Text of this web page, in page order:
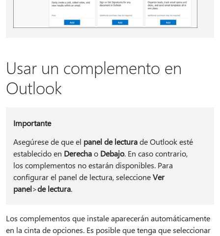
Usar un complemento en
Outlook
Importante
Asegúrese de que el panel de lecturade Outlook esté
establecido en Derechao Debajo. En caso contrario,
los complementos no estarán disponibles. Para
configurar el panel de lectura, seleccioneVer
panel>de lectura.
Los complementos que instale aparecerán automáticamente
en la cinta de opciones. Es posible que tenga que seleccionar